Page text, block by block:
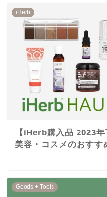
iHerb
【iHerb購入品 2023
美容・コスメのおすす
Goods + Tools